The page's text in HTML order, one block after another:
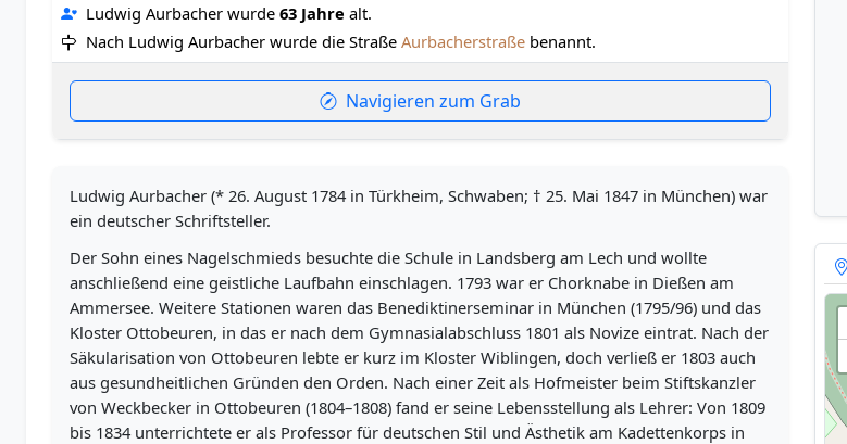
Ludwig Aurbacher wurde 63 Jahre alt.
Nach Ludwig Aurbacher wurde die Straße Aurbacherstraße benannt.
Navigieren zum Grab
Ludwig Aurbacher (* 26. August 1784 in Türkheim, Schwaben; † 25. Mai 1847 in München) war
ein deutscher Schriftsteller.
Der Sohn eines Nagelschmieds besuchte die Schule in Landsberg am Lech und wollte
anschließend eine geistliche Laufbahn einschlagen. 1793 war er Chorknabe in Dießen am
Ammersee. Weitere Stationen waren das Benediktinerseminar in München (1795/96) und das
Kloster Ottobeuren, in das er nach dem Gymnasialabschluss 1801 als Novize eintrat. Nach der
Säkularisation von Ottobeuren lebte er kurz im Kloster Wiblingen, doch verließ er 1803 auch
aus gesundheitlichen Gründen den Orden. Nach einer Zeit als Hofmeister beim Stiftskanzler
von Weckbecker in Ottobeuren (1804–1808) fand er seine Lebensstellung als Lehrer: Von 1809
bis 1834 unterrichtete er als Professor für deutschen Stil und Ästhetik am Kadettenkorps in